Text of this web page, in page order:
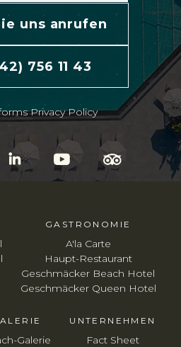
uns anrufen
756 11 43
GASTRONOMIE
A'la Carte
Haupt-Restaurant
Geschmäcker Beach Hotel
Geschmäcker Queen Hotel
UNTERNEHMEN
Fact Sheet
Galerie
Privacy Policy